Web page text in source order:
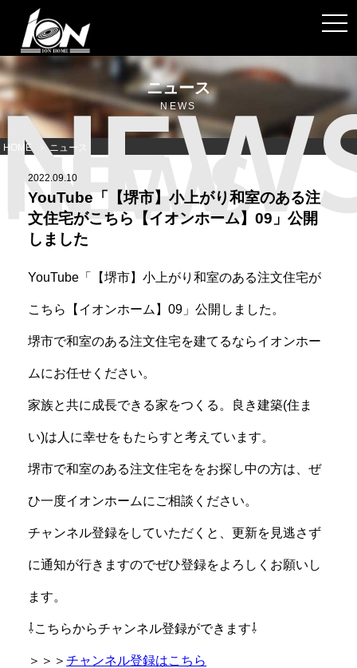
ニュース
NEWS
HOME ニュース
2022.09.10
YouTube「【堺市】小上がり和室のある注
文住宅がこちら【イオンホーム】09」公開
しました
YouTube「【堺市】小上がり和室のある注文住宅が
こちら【イオンホーム】09」公開しました。
堺市で和室のある注文住宅を建てるならイオンホー
ムにお任せください。
家族と共に成長できる家をつくる。良き建築(住ま
い)は人に幸せをもたらすと考えています。
堺市で和室のある注文住宅ををお探し中の方は、ぜ
ひ一度イオンホームにご相談ください。
チャンネル登録をしていただくと、更新を見逃さず
に通知が行きますのでぜひ登録をよろしくお願いし
ます。
⇩こちらからチャンネル登録ができます⇩
＞＞＞チャンネル登録はこちら